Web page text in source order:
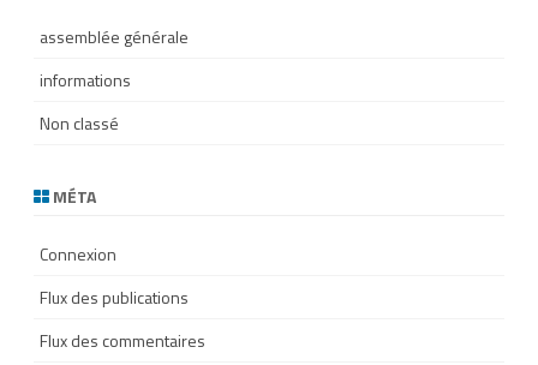
assemblée générale
informations
Non classé
MÉTA
Connexion
Flux des publications
Flux des commentaires